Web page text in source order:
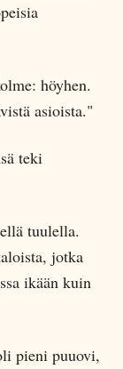
höyhen.
asioista."
teki
tuulella.
jotka
ikään kuin
pieni puuovi,